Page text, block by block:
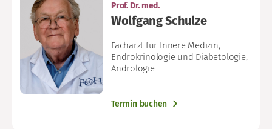
Prof. Dr. med.
Wolfgang Schulze
Facharzt für Innere Medizin,
Endrokrinologie und Diabetologie;
Andrologie
Termin buchen